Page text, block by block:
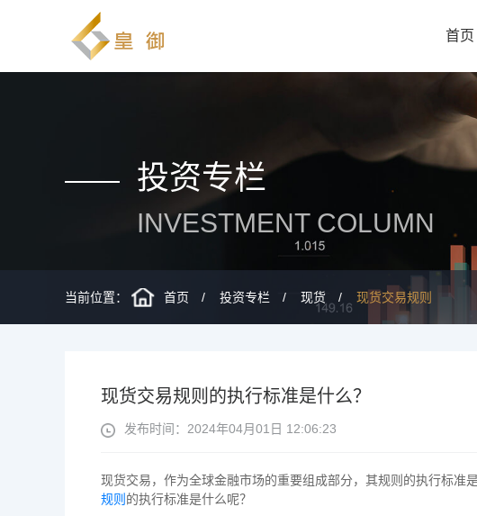
首页
投资专栏
INVESTMENT COLUMN
当前位置： 首页 投资专栏 现货 现货交易规则
现货交易规则的执行标准是什么？
发布时间：2024年04月01日 12:06:23
现货交易，作为全球金融市场的重要组成部分，其规则的执行标准
规则 的执行标准是什么呢？